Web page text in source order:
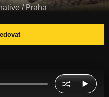
/ Praha